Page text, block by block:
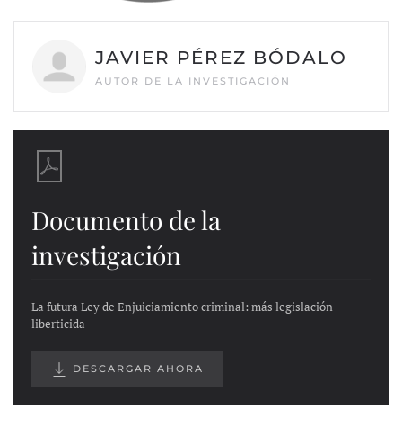
JAVIER PÉREZ BÓDALO
AUTOR DE LA INVESTIGACIÓN
Documento de la
investigación
La futura Ley de Enjuiciamiento criminal: más legislación
liberticida
DESCARGAR AHORA